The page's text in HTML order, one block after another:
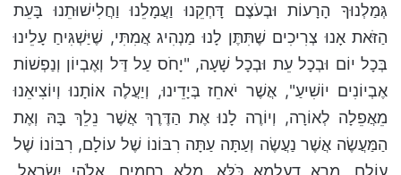
גְּמַלְנוּךָ הָרָעוֹת וּבְעֹצֶם דָּחְקֵנוּ וַעֲמָלֵנוּ וַחֲלִישׁוּתֵנוּ בָּעֵת
הַזֹּאת אָנוּ צְרִיכִים שֶׁתִּתֶּן לָנוּ מַנְהִיג אֲמִתִּי, שֶׁיַּשְׁגִּיחַ עָלֵינוּ
בְּכָל יוֹם וּבְכָל עֵת וּבְכָל שָׁעָה, "יָחֹס עַל דַּל וְאֶבְיוֹן וְנַפְשׁוֹת
אֶבְיוֹנִים יוֹשִׁיעַ", אֲשֶׁר יֹאחֵז בְּיָדֵינוּ, וְיַעֲלֶה אוֹתָנוּ וְיוֹצִיאֵנוּ
מֵאֲפֵלָה לְאוֹרָה, וְיוֹרֶה לָנוּ אֶת הַדֶּרֶךְ אֲשֶׁר נֵלֵךְ בָּהּ וְאֶת
הַמַּעֲשֶׂה אֲשֶׁר נַעֲשֶׂה וְעַתָּה עַתָּה רִבּוֹנוֹ שֶׁל עוֹלָם, רִבּוֹנוֹ שֶׁל
עוֹלָם, מָרָא דְעָלְמָא כֹּלָּא, מָלֵא רַחֲמִים, אֱלֹהֵי יִשְׂרָאֵל,